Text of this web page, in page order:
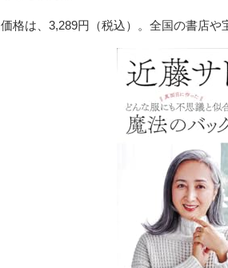
価格は、3,289円（税込）。全国の書店や